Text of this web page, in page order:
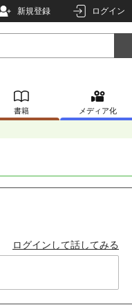
新規登録 ログイン
書籍 メディア化
ログインして話してみる